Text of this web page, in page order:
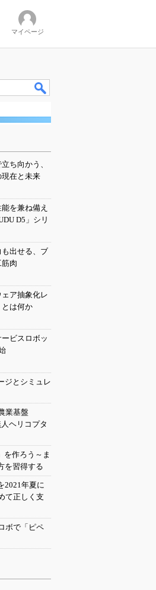
マイページ
ち向かう、
現在と未来
を兼ね備え
D5」シリ
出せる、ブ
筋肉
ア抽象化レ
とは何か
ビスロボッ
ジとシミュレ
業基盤
人ヘリコプタ
を作ろう～ま
を習得する
2021年夏に
て正しく支
ボで「ピペ